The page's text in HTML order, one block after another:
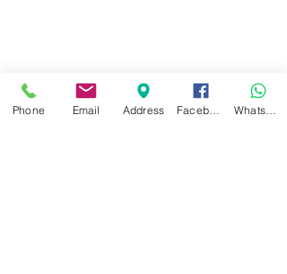
Phone Email Address